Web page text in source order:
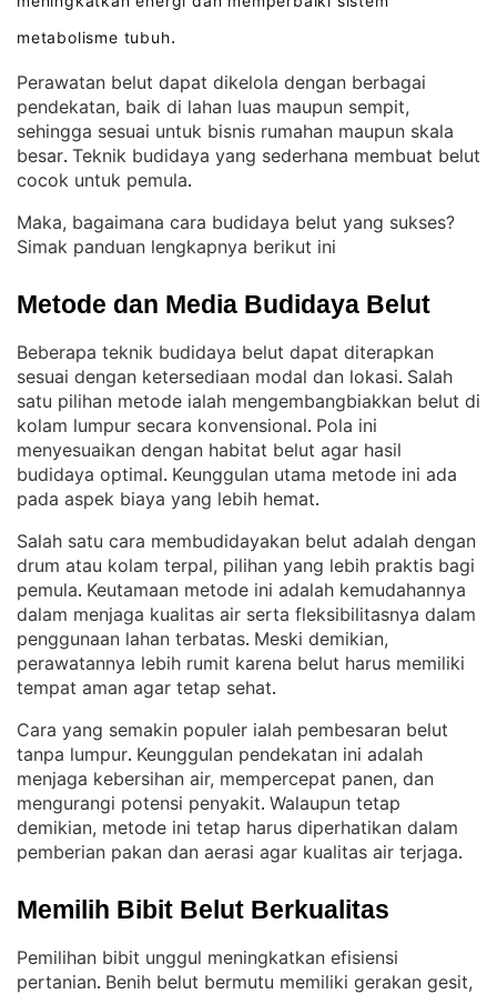
metabolisme tubuh.
Perawatan belut dapat dikelola dengan berbagai
pendekatan, baik di lahan luas maupun sempit,
sehingga sesuai untuk bisnis rumahan maupun skala
besar. Teknik budidaya yang sederhana membuat belut
cocok untuk pemula.
Maka, bagaimana cara budidaya belut yang sukses?
Simak panduan lengkapnya berikut ini
Metode dan Media Budidaya Belut
Beberapa teknik budidaya belut dapat diterapkan
sesuai dengan ketersediaan modal dan lokasi. Salah
satu pilihan metode ialah mengembangbiakkan belut di
kolam lumpur secara konvensional. Pola ini
menyesuaikan dengan habitat belut agar hasil
budidaya optimal. Keunggulan utama metode ini ada
pada aspek biaya yang lebih hemat.
Salah satu cara membudidayakan belut adalah dengan
drum atau kolam terpal, pilihan yang lebih praktis bagi
pemula. Keutamaan metode ini adalah kemudahannya
dalam menjaga kualitas air serta fleksibilitasnya dalam
penggunaan lahan terbatas. Meski demikian,
perawatannya lebih rumit karena belut harus memiliki
tempat aman agar tetap sehat.
Cara yang semakin populer ialah pembesaran belut
tanpa lumpur. Keunggulan pendekatan ini adalah
menjaga kebersihan air, mempercepat panen, dan
mengurangi potensi penyakit. Walaupun tetap
demikian, metode ini tetap harus diperhatikan dalam
pemberian pakan dan aerasi agar kualitas air terjaga.
Memilih Bibit Belut Berkualitas
Pemilihan bibit unggul meningkatkan efisiensi
pertanian. Benih belut bermutu memiliki gerakan gesit,